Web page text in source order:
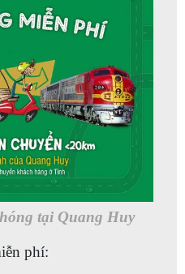
tại Quang Huy
phí: